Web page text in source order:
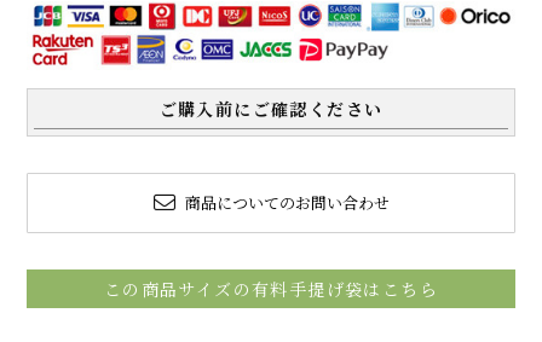
ご購入前にご確認ください
商品についてのお問い合わせ
この商品サイズの有料手提げ袋はこちら